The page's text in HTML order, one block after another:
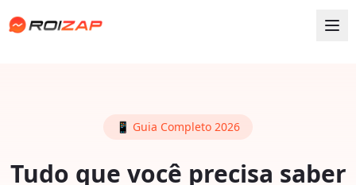
📱 Guia Completo 2026
Tudo que você precisa saber